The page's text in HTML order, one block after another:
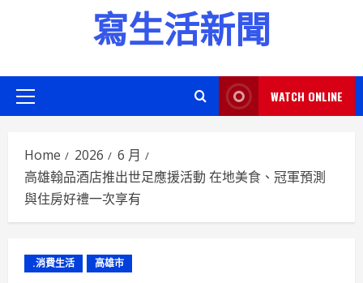
寫生活新聞
Primary
WATCH ONLINE
Home 2026
6 月
高雄翰品酒店推出世足應援活動 在地美食、冠軍預測
與住房好禮一次享有
.消費生活 高雄市